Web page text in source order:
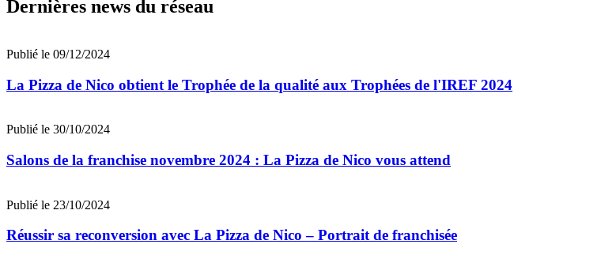
Dernières news du réseau
Publié le 09/12/2024
La Pizza de Nico obtient le Trophée de la qualité aux Trophées de l'IREF 2024
Publié le 30/10/2024
Salons de la franchise novembre 2024 : La Pizza de Nico vous attend
Publié le 23/10/2024
Réussir sa reconversion avec La Pizza de Nico – Portrait de franchisée